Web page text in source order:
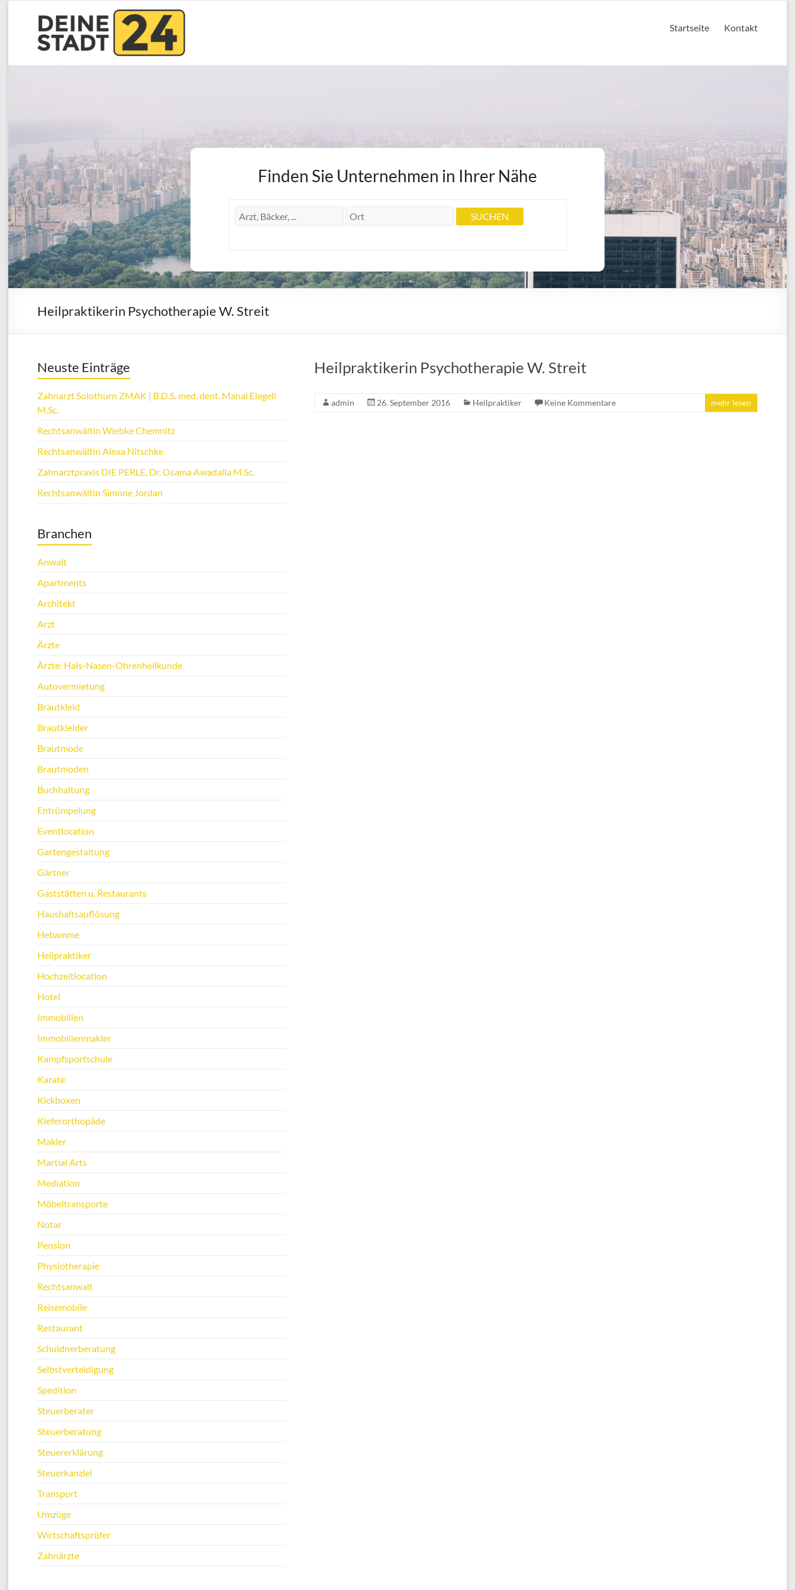
Startseite Kontakt
Heilpraktikerin Psychotherapie W. Streit
Finden Sie Unternehmen in Ihrer Nähe
Heilpraktikerin Psychotherapie W. Streit
admin 26. September 2016 Heilpraktiker Keine Kommentare mehr lesen
Neuste Einträge
Zahnarzt Solothurn ZMAK | B.D.S. med. dent. Manal Elegeli
M.Sc.
Rechtsanwältin Wiebke Chemnitz
Rechtsanwältin Alexa Nitschke
Zahnarztpraxis DIE PERLE, Dr. Osama Awadalla M.Sc.
Rechtsanwältin Simone Jordan
Branchen
Anwalt
Apartments
Architekt
Arzt
Ärzte
Ärzte: Hals-Nasen-Ohrenheilkunde
Autovermietung
Brautkleid
Brautkleider
Brautmode
Brautmoden
Buchhaltung
Entrümpelung
Eventlocation
Gartengestaltung
Gärtner
Gaststätten u. Restaurants
Haushaltsauflösung
Hebamme
Heilpraktiker
Hochzeitlocation
Hotel
Immobilien
Immobilienmakler
Kampfsportschule
Karate
Kickboxen
Kieferorthopäde
Makler
Martial Arts
Mediation
Möbeltransporte
Notar
Pension
Physiotherapie
Rechtsanwalt
Reisemobile
Restaurant
Schuldnerberatung
Selbstverteidigung
Spedition
Steuerberater
Steuerberatung
Steuererklärung
Steuerkanzlei
Transport
Umzüge
Wirtschaftsprüfer
Zahnärzte